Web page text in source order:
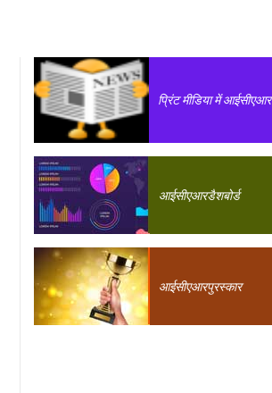
प्रिंट मीडिया में आईसीएआर
आईसीएआरडैशबोर्ड
आईसीएआरपुरस्कार